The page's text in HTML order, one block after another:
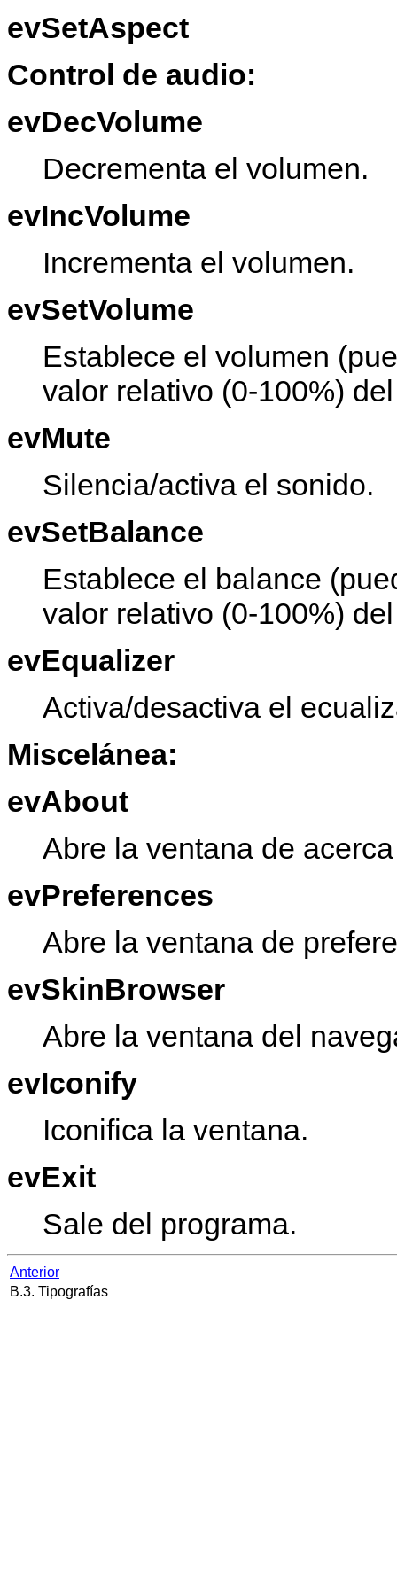
evSetAspect
Control de audio:
evDecVolume
Decrementa el volumen.
evIncVolume
Incrementa el volumen.
evSetVolume
Establece el volumen
valor relativo (0-100%)
evMute
Silencia/activa el sonido.
evSetBalance
Establece el balance
valor relativo (0-100%)
evEqualizer
Activa/desactiva el
Miscelánea:
evAbout
Abre la ventana de
evPreferences
Abre la ventana de
evSkinBrowser
Abre la ventana del
evIconify
Iconifica la ventana.
evExit
Sale del programa.
Anterior
B.3. Tipografías